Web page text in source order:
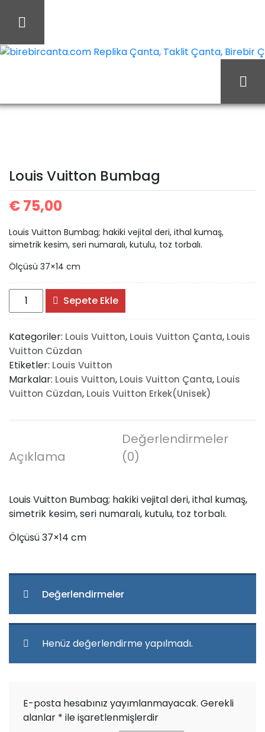
Louis Vuitton Cüzdan
Louis Vuitton Bumbag
€75,00
Louis Vuitton Bumbag; hakiki vejital deri, ithal kumaş,
simetrik kesim, seri numaralı, kutulu, toz torbalı.
Ölçüsü 37×14 cm
Louis
Vuitton
Bumbag
adet
Sepete Ekle
Kategoriler: Louis Vuitton, Louis Vuitton Çanta, Louis
Vuitton Cüzdan
Etiketler: Louis Vuitton
Markalar: Louis Vuitton, Louis Vuitton Çanta, Louis
Vuitton Cüzdan, Louis Vuitton Erkek(Unisek)
Açıklama
Değerlendirmeler
(0)
Louis Vuitton Bumbag; hakiki vejital deri, ithal kumaş,
simetrik kesim, seri numaralı, kutulu, toz torbalı.
Ölçüsü 37×14 cm
Değerlendirmeler
Henüz değerlendirme yapılmadı.
E-posta hesabınız yayımlanmayacak. Gerekli
alanlar * ile işaretlenmişlerdir